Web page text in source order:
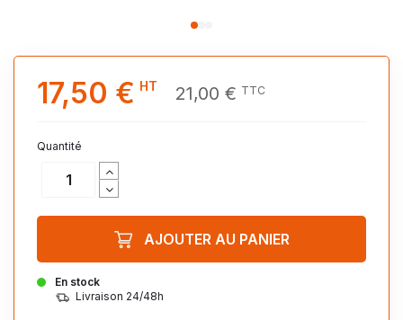
17,50 € HT 21,00 € TTC
Quantité
En stock
Livraison 24/48h
AJOUTER AU PANIER